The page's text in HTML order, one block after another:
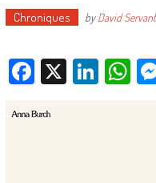
Chroniques byDavid Servant
Facebook
X